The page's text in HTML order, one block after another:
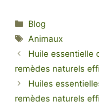
Catégories
Blog
Étiquettes
Animaux
Huile essentielle
remèdes naturels
Huiles
remèdes naturels